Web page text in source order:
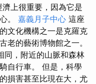
上很重要，因為它是
。 嘉義月子中心 這座
文化機構之一是克羅克
老的藝術博物館之一。
同，附近的山脈和森林
自行車。 但是，科學
損害甚至比現在大，尤